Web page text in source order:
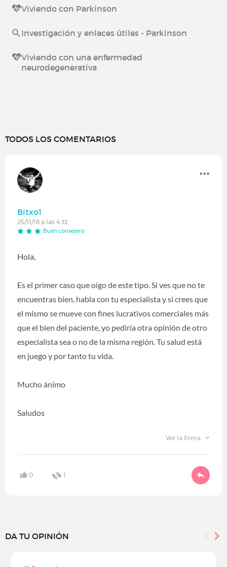
Viviendo con Parkinson
Investigación y enlaces útiles - Parkinson
Viviendo con una enfermedad
neurodegenerativa
TODOS LOS COMENTARIOS
Bitxo1
25/11/16 a las 4:33
Buen consejero
Hola,
Es el primer caso que oigo de este tipo. Si ves que no te
encuentras bien, habla con tu especialista y si crees que
el mismo se mueve con fines lucrativos comerciales más
que el bien del paciente, yo pediría otra opinión de otro
especialista sea o no de la misma región. Tu salud está
en juego y por tanto tu vida.
Mucho ánimo
Saludos
Ver la firma
0 1
DA TU OPINIÓN